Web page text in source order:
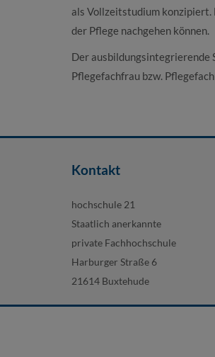
als Vollzeitstudium konzipiert.
der Pflege nachgehen können.
Der ausbildungsintegrierende
Pflegefachfrau bzw.
Kontakt
hochschule 21
Staatlich anerkannte
private Fachhochschule
Harburger Straße 6
21614 Buxtehude